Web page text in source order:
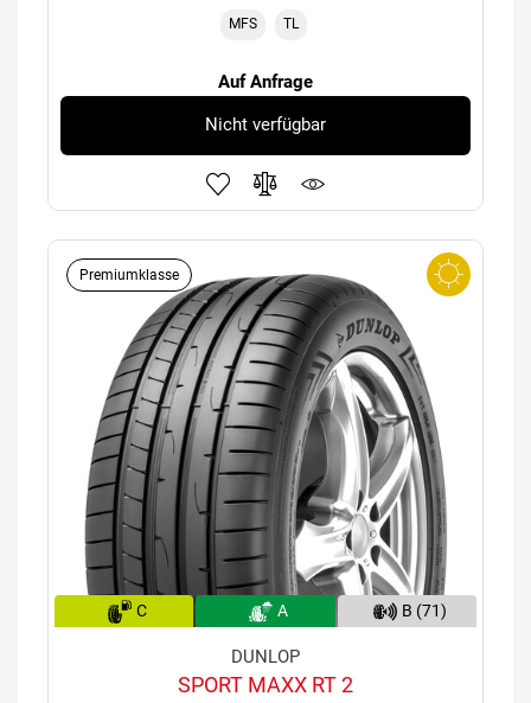
MFS TL
Auf Anfrage
Nicht verfügbar
Premiumklasse
C A B (71)
DUNLOP
SPORT MAXX RT 2